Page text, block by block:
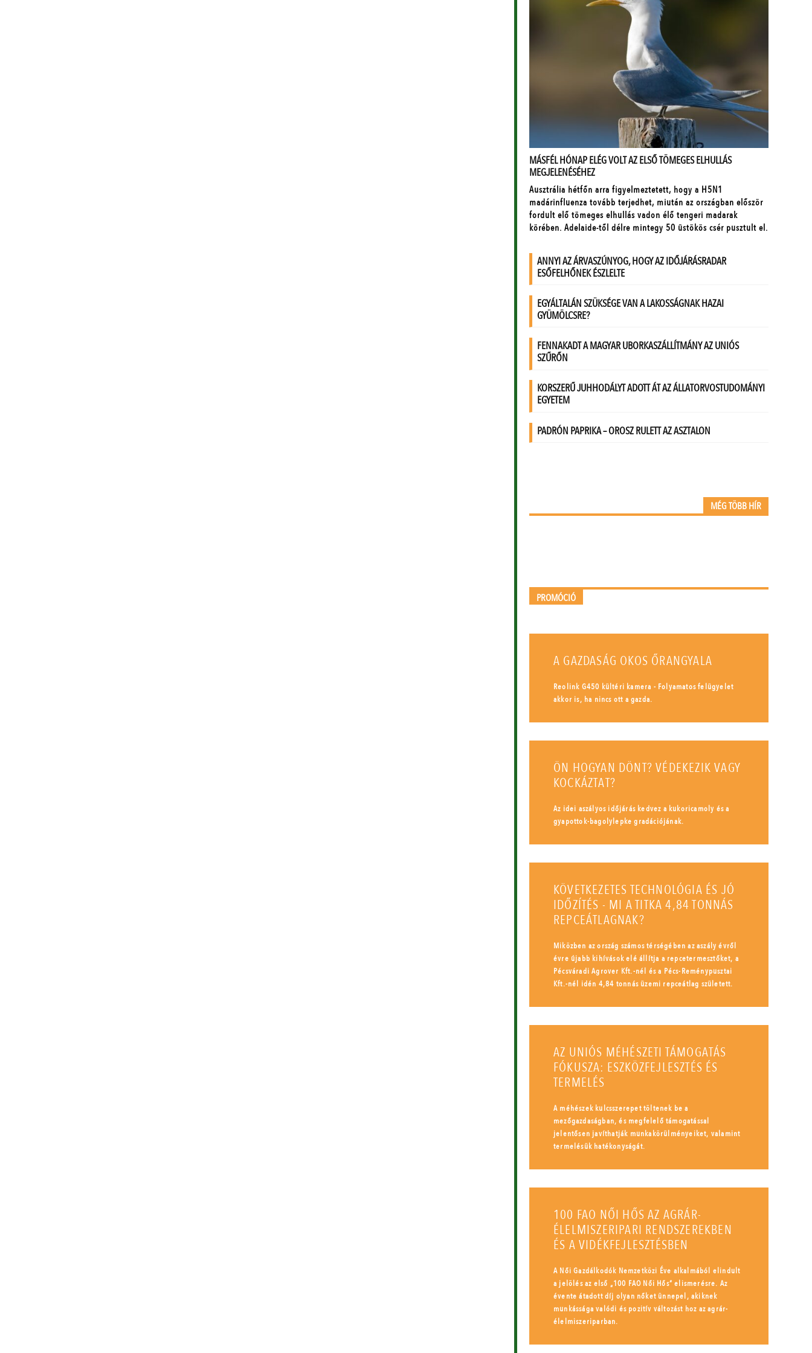
MÉG TÖBB HÍR
PROMÓCIÓ
A GAZDASÁG OKOS ŐRANGYALA
Reolink G450 kültéri kamera - Folyamatos felügyelet
akkor is, ha nincs ott a gazda.
ÖN HOGYAN DÖNT? VÉDEKEZIK VAGY
KOCKÁZTAT?
Az idei aszályos időjárás kedvez a kukoricamoly és a
gyapottok-bagolylepke gradációjának.
KÖVETKEZETES TECHNOLÓGIA ÉS JÓ
IDŐZÍTÉS - MI A TITKA 4,84 TONNÁS
REPCEÁTLAGNAK?
Miközben az ország számos térségében az aszály évről
évre újabb kihívások elé állítja a repcetermesztőket, a
Pécsváradi Agrover Kft.-nél és a Pécs-Reménypusztai
Kft.-nél idén 4,84 tonnás üzemi repceátlag született.
AZ UNIÓS MÉHÉSZETI TÁMOGATÁS
FÓKUSZA: ESZKÖZFEJLESZTÉS ÉS
TERMELÉS
A méhészek kulcsszerepet töltenek be a
mezőgazdaságban, és megfelelő támogatással
jelentősen javíthatják munkakörülményeiket, valamint
termelésük hatékonyságát.
100 FAO NŐI HŐS AZ AGRÁR-
ÉLELMISZERIPARI RENDSZEREKBEN
ÉS A VIDÉKFEJLESZTÉSBEN
A Női Gazdálkodók Nemzetközi Éve alkalmából elindult
a jelölés az első „100 FAO Női Hős” elismerésre. Az
évente átadott díj olyan nőket ünnepel, akiknek
munkássága valódi és pozitív változást hoz az agrár-
élelmiszeriparban.